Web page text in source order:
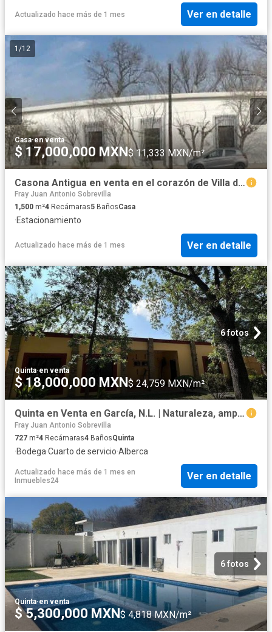
Actualizado hace más de 1 mes Ver en detalle
1 /12
Casa·en venta
$ 17,000,000 MXN$ 11,333 MXN/m²
Casona Antigua en venta en el corazón de Villa de Garcia
Fray Juan Antonio Sobrevilla
1,500 m²4 Recámaras5 BañosCasa
·Estacionamiento
Actualizado hace más de 1 mes Ver en detalle
6 fotos
Quinta·en venta
$ 18,000,000 MXN$ 24,759 MXN/m²
Quinta en Venta en García, N.L. | Naturaleza, amplitud y privacidad en una sola propiedad
Fray Juan Antonio Sobrevilla
727 m²4 Recámaras4 BañosQuinta
·Bodega·Cuarto de servicio·Alberca
Actualizado hace más de 1 mes en
Inmuebles24
Ver en detalle
6 fotos
Quinta·en venta
$ 5,300,000 MXN$ 4,818 MXN/m²